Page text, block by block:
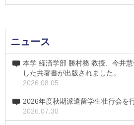
ニュース
本学 経済学部 勝村務 教授、今井
した共著書が出版されました。
2026.08.05
2026年度秋期派遣留学生壮行会を
2026.07.30